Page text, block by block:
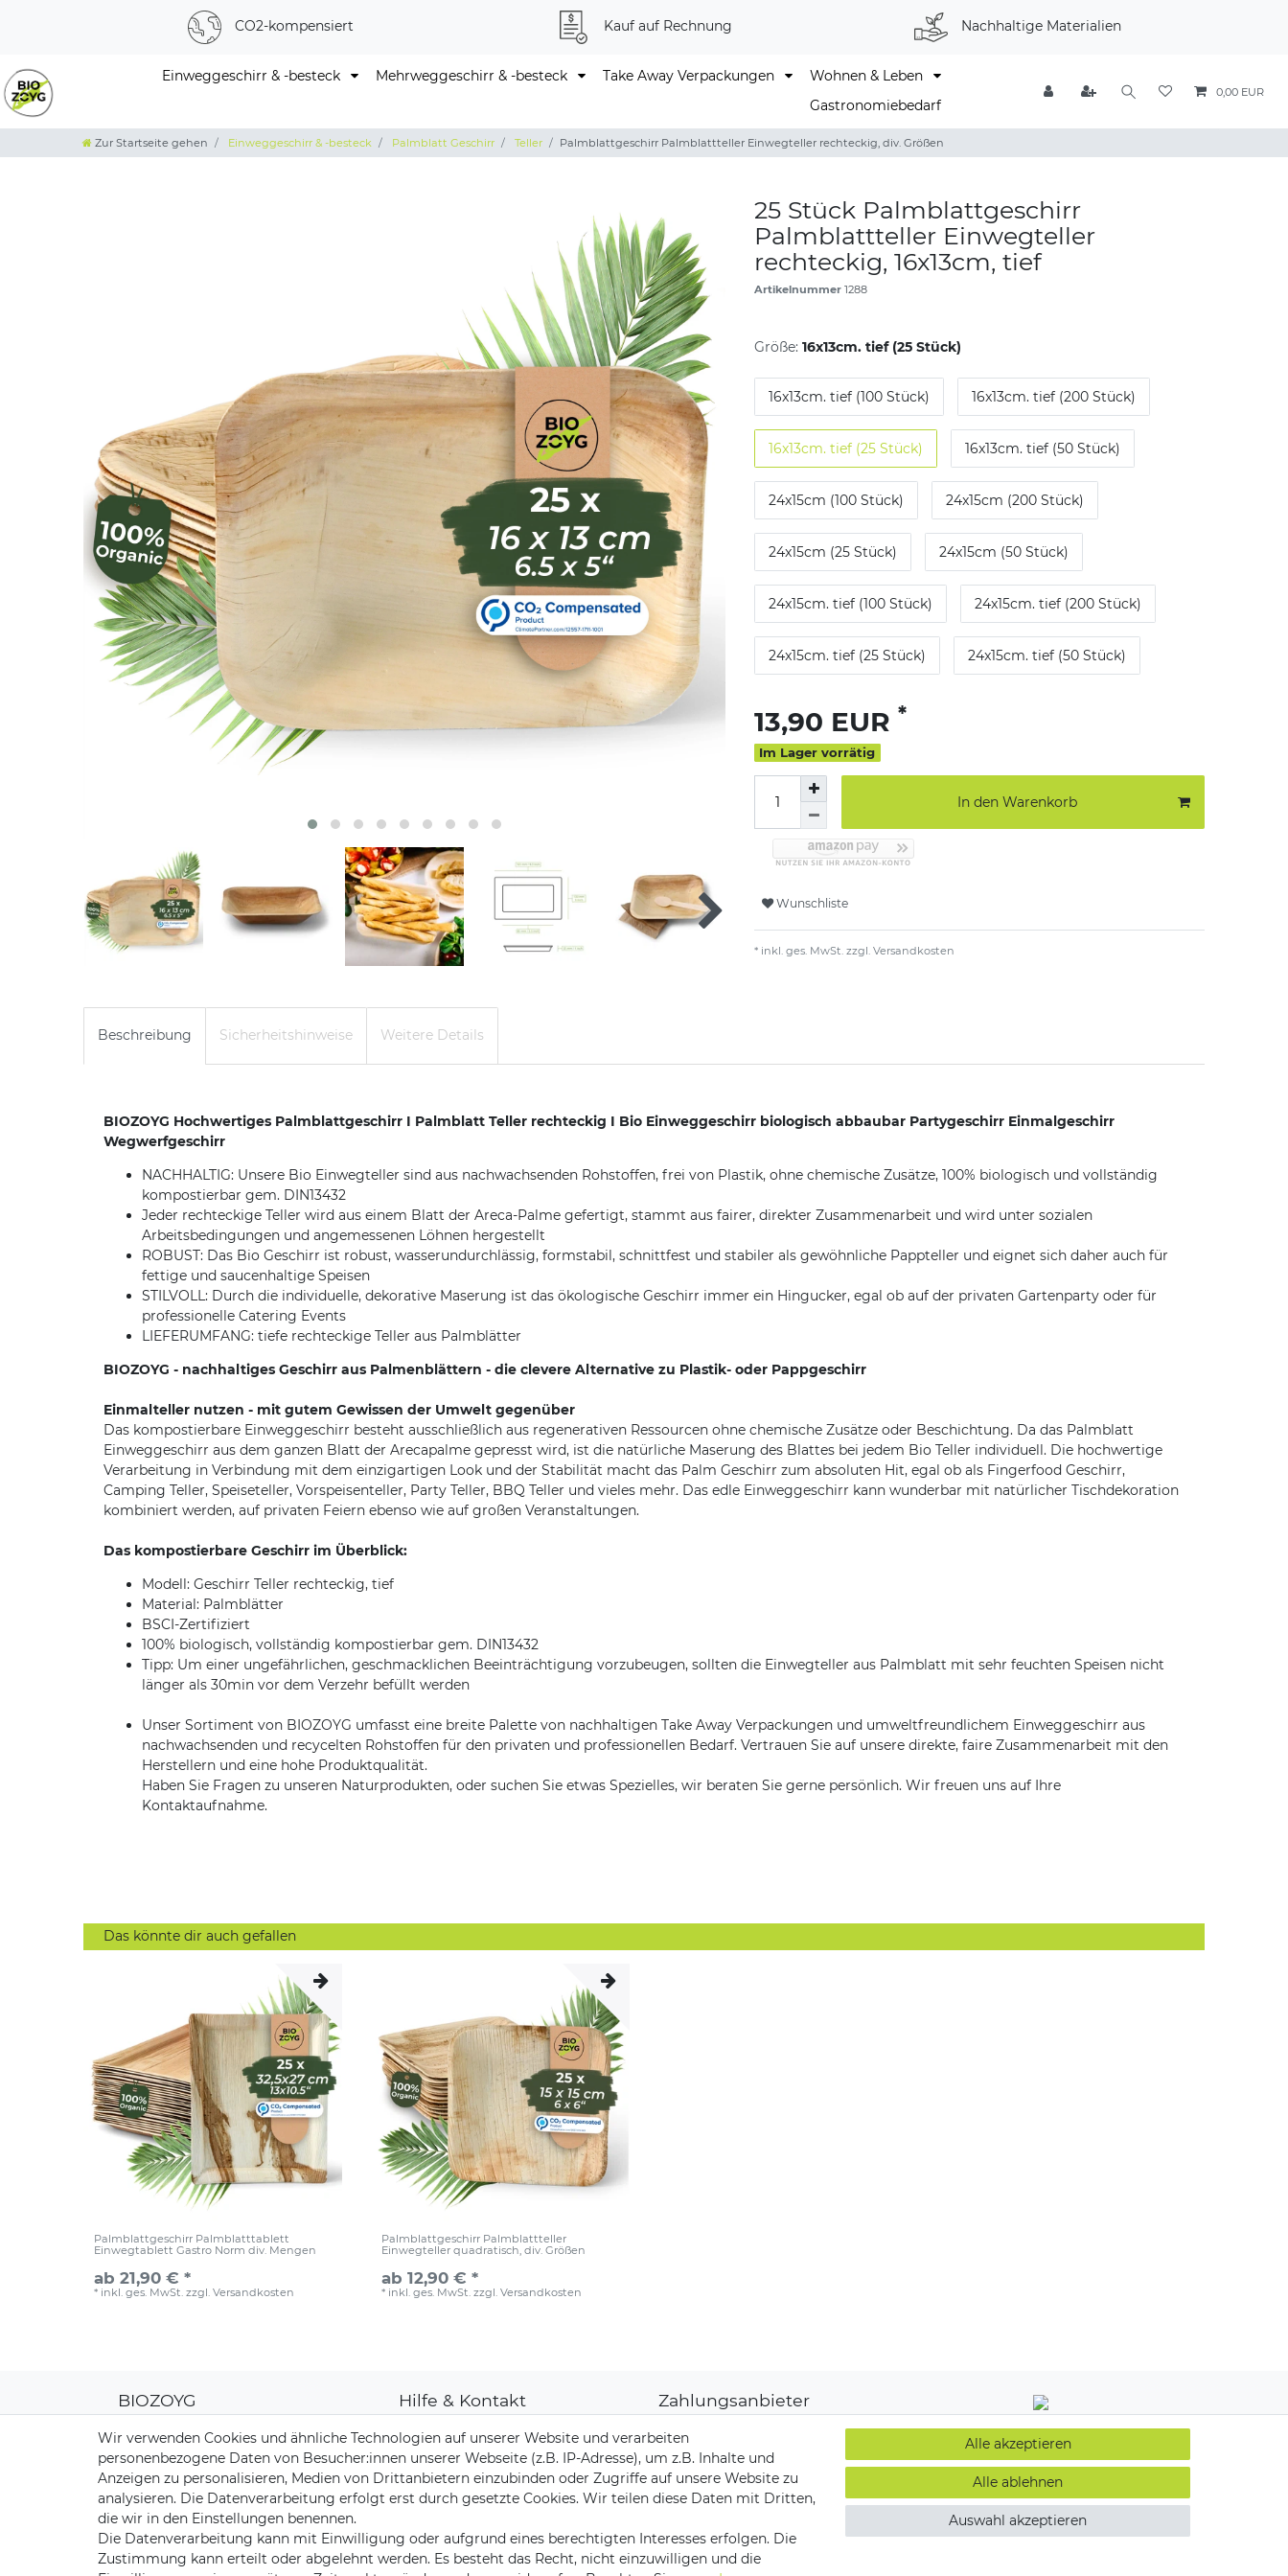
CO2-kompensiert Kauf auf Rechnung Nachhaltige Materialien
Einweggeschirr & -besteck Mehrweggeschirr & -besteck Take Away Verpackungen
Wohnen & Leben
Gastronomiebedarf
0,00 EUR
Zur Startseite gehen Einweggeschirr & -besteck Palmblatt Geschirr Teller Palmblattgeschirr Palmblattteller Einwegteller rechteckig, div. Größen
25 Stück Palmblattgeschirr
Palmblattteller Einwegteller
rechteckig, 16x13cm, tief
Artikelnummer 1288
Größe: 16x13cm. tief (25 Stück)
16x13cm. tief (100 Stück) 16x13cm. tief (200 Stück)
16x13cm. tief (25 Stück) 16x13cm. tief (50 Stück)
24x15cm (100 Stück) 24x15cm (200 Stück)
24x15cm (25 Stück) 24x15cm (50 Stück)
24x15cm. tief (100 Stück) 24x15cm. tief (200 Stück)
24x15cm. tief (25 Stück) 24x15cm. tief (50 Stück)
13,90 EUR *
Im Lager vorrätig
In den Warenkorb
Wunschliste
* inkl. ges. MwSt. zzgl. Versandkosten
Beschreibung Sicherheitshinweise Weitere Details
BIOZOYG Hochwertiges Palmblattgeschirr I Palmblatt Teller rechteckig I Bio Einweggeschirr biologisch abbaubar Partygeschirr Einmalgeschirr
Wegwerfgeschirr
NACHHALTIG: Unsere Bio Einwegteller sind aus nachwachsenden Rohstoffen, frei von Plastik, ohne chemische Zusätze, 100% biologisch und vollständig
kompostierbar gem. DIN13432
Jeder rechteckige Teller wird aus einem Blatt der Areca-Palme gefertigt, stammt aus fairer, direkter Zusammenarbeit und wird unter sozialen
Arbeitsbedingungen und angemessenen Löhnen hergestellt
ROBUST: Das Bio Geschirr ist robust, wasserundurchlässig, formstabil, schnittfest und stabiler als gewöhnliche Pappteller und eignet sich daher auch für
fettige und saucenhaltige Speisen
STILVOLL: Durch die individuelle, dekorative Maserung ist das ökologische Geschirr immer ein Hingucker, egal ob auf der privaten Gartenparty oder für
professionelle Catering Events
LIEFERUMFANG: tiefe rechteckige Teller aus Palmblätter
BIOZOYG - nachhaltiges Geschirr aus Palmenblättern - die clevere Alternative zu Plastik- oder Pappgeschirr
Einmalteller nutzen - mit gutem Gewissen der Umwelt gegenüber
Das kompostierbare Einweggeschirr besteht ausschließlich aus regenerativen Ressourcen ohne chemische Zusätze oder Beschichtung. Da das Palmblatt
Einweggeschirr aus dem ganzen Blatt der Arecapalme gepresst wird, ist die natürliche Maserung des Blattes bei jedem Bio Teller individuell. Die hochwertige
Verarbeitung in Verbindung mit dem einzigartigen Look und der Stabilität macht das Palm Geschirr zum absoluten Hit, egal ob als Fingerfood Geschirr,
Camping Teller, Speiseteller, Vorspeisenteller, Party Teller, BBQ Teller und vieles mehr. Das edle Einweggeschirr kann wunderbar mit natürlicher Tischdekoration
kombiniert werden, auf privaten Feiern ebenso wie auf großen Veranstaltungen.
Das kompostierbare Geschirr im Überblick:
Modell: Geschirr Teller rechteckig, tief
Material: Palmblätter
BSCI-Zertifiziert
100% biologisch, vollständig kompostierbar gem. DIN13432
Tipp: Um einer ungefährlichen, geschmacklichen Beeinträchtigung vorzubeugen, sollten die Einwegteller aus Palmblatt mit sehr feuchten Speisen nicht
länger als 30min vor dem Verzehr befüllt werden
Unser Sortiment von BIOZOYG umfasst eine breite Palette von nachhaltigen Take Away Verpackungen und umweltfreundlichem Einweggeschirr aus
nachwachsenden und recycelten Rohstoffen für den privaten und professionellen Bedarf. Vertrauen Sie auf unsere direkte, faire Zusammenarbeit mit den
Herstellern und eine hohe Produktqualität.
Haben Sie Fragen zu unseren Naturprodukten, oder suchen Sie etwas Spezielles, wir beraten Sie gerne persönlich. Wir freuen uns auf Ihre
Kontaktaufnahme.
Das könnte dir auch gefallen
Palmblattgeschirr Palmblatttablett
Einwegtablett Gastro Norm div. Mengen
ab 21,90 € *
* inkl. ges. MwSt. zzgl.Versandkosten
Palmblattgeschirr Palmblattteller
Einwegteller quadratisch, div. Größen
ab 12,90 € *
* inkl. ges. MwSt. zzgl.Versandkosten
BIOZOYG
CO2-Kompensation
Unsere Materialien
Palmblatt Produktion
Hilfe & Kontakt
Zahlungsarten
Versand & Lieferung
Rücksendungen
Kontakt zu uns
Zahlungsanbieter
Versandpartner
Wir verwenden Cookies und ähnliche Technologien auf unserer Website und verarbeiten
personenbezogene Daten von Besucher:innen unserer Webseite (z.B. IP-Adresse), um z.B. Inhalte und
Anzeigen zu personalisieren, Medien von Drittanbietern einzubinden oder Zugriffe auf unsere Website zu
analysieren. Die Datenverarbeitung erfolgt erst durch gesetzte Cookies. Wir teilen diese Daten mit Dritten,
die wir in den Einstellungen benennen.
Die Datenverarbeitung kann mit Einwilligung oder aufgrund eines berechtigten Interesses erfolgen. Die
Zustimmung kann erteilt oder abgelehnt werden. Es besteht das Recht, nicht einzuwilligen und die
Alle akzeptieren
Alle ablehnen
Auswahl akzeptieren